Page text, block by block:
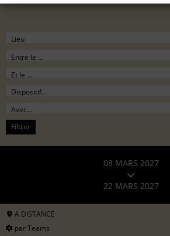
Filtrer
08 MARS 2027
22 MARS 2027
A DISTANCE
par Teams